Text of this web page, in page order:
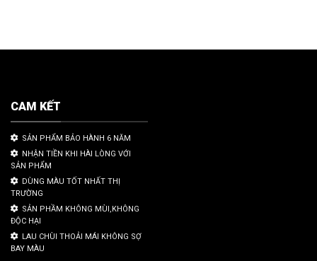
CAM KẾT
SẢN PHẨM BẢO HÀNH 6 NĂM
NHẬN TIỀN KHI HÀI LÒNG VỚI
SẢN PHẨM
DÙNG MÀU TỐT NHẤT THỊ
TRƯỜNG
SẢN PHẦM KHÔNG MÙI,KHÔNG
ĐỘC HẠI
LAU CHÙI THOẢI MÁI KHÔNG SỢ
BAY MÀU